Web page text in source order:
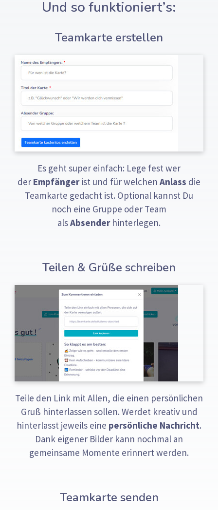
Und so funktioniert’s:
Teamkarte erstellen
Es geht super einfach: Lege fest wer
der Empfängerist und für welchen Anlass die
Teamkarte gedacht ist. Optional kannst Du
noch eine Gruppe oder Team
alsAbsenderhinterlegen.
Teilen & Grüße schreiben
Teile den Link mit Allen, die einen persönlichen
Gruß hinterlassen sollen. Werdet kreativ und
hinterlasst jeweils eine persönliche Nachricht.
Dank eigener Bilder kann nochmal an
gemeinsame Momente erinnert werden.
Teamkarte senden